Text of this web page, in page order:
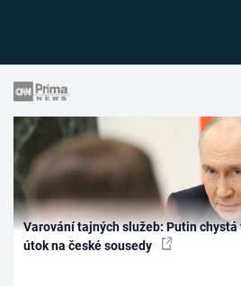
Varování tajných služeb: Putin chystá
útok na české sousedy